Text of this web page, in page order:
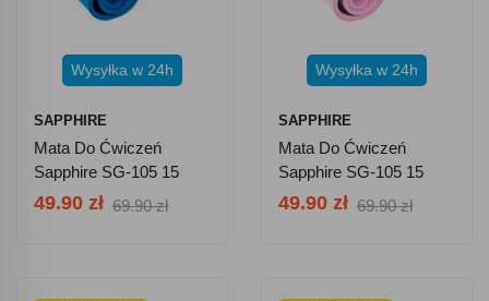
Wysyłka w 24h
SAPPHIRE
Mata Do Ćwiczeń
Sapphire SG-105 15
Mm Z Pokrowcem -
49.90 zł 69.90 zł
Wysyłka w 24h
SAPPHIRE
Mata Do Ćwiczeń
Sapphire SG-105 15
Mm Z Pokrowcem -
49.90 zł 69.90 zł